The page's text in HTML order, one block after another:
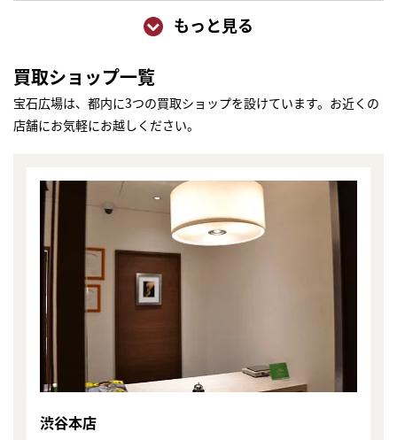
もっと見る
買取ショップ一覧
宝石広場は、都内に3つの買取ショップを設けています。お近くの
店舗にお気軽にお越しください。
渋谷本店
まずは